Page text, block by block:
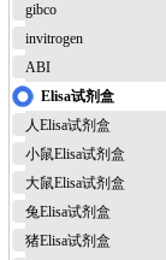
gibco
invitrogen
ABI
Elisa试剂盒
人Elisa试剂盒
小鼠Elisa试剂盒
大鼠Elisa试剂盒
兔Elisa试剂盒
猪Elisa试剂盒